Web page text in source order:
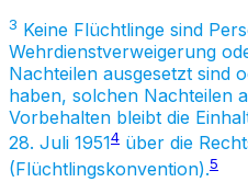
3 Keine Flüchtlinge sind
Wehrdienstverweigerung
Nachteilen ausgesetzt sind
haben, solchen Nachteilen
Vorbehalten bleibt die
28. Juli 19514 über die
(Flüchtlingskonvention).5